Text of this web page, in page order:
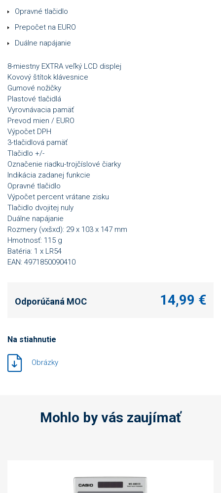
Opravné tlačidlo
Prepočet na EURO
Duálne napájanie
8-miestny EXTRA veľký LCD displej
Kovový štítok klávesnice
Gumové nožičky
Plastové tlačidlá
Vyrovnávacia pamäť
Prevod mien / EURO
Výpočet DPH
3-tlačidlová pamäť
Tlačidlo +/-
Označenie riadku-trojčíslové čiarky
Indikácia zadanej funkcie
Opravné tlačidlo
Výpočet percent vrátane zisku
Tlačidlo dvojitej nuly
Duálne napájanie
Rozmery (vxšxd): 29 x 103 x 147 mm
Hmotnosť: 115 g
Batéria: 1 x LR54
EAN: 4971850090410
Odporúčaná MOC 14,99 €
Na stiahnutie
Obrázky
Mohlo by vás zaujímať